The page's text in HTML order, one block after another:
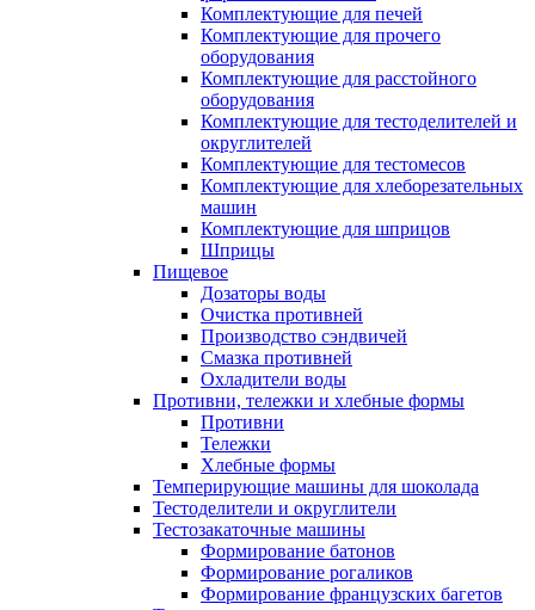
Комплектующие для печей
Комплектующие для прочего
оборудования
Комплектующие для расстойного
оборудования
Комплектующие для тестоделителей и
округлителей
Комплектующие для тестомесов
Комплектующие для хлеборезательных
машин
Комплектующие для шприцов
Шприцы
Пищевое
Дозаторы воды
Очистка противней
Производство сэндвичей
Смазка противней
Охладители воды
Противни, тележки и хлебные формы
Противни
Тележки
Хлебные формы
Темперирующие машины для шоколада
Тестоделители и округлители
Тестозакаточные машины
Формирование батонов
Формирование рогаликов
Формирование французских багетов